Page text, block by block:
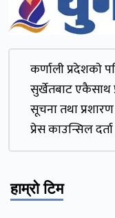
कर्णाली प्रदेशकाे
सुर्खेतबाट एकैसाथ
सूचना तथा
प्रेस काउन्सिल
हाम्रो टिम